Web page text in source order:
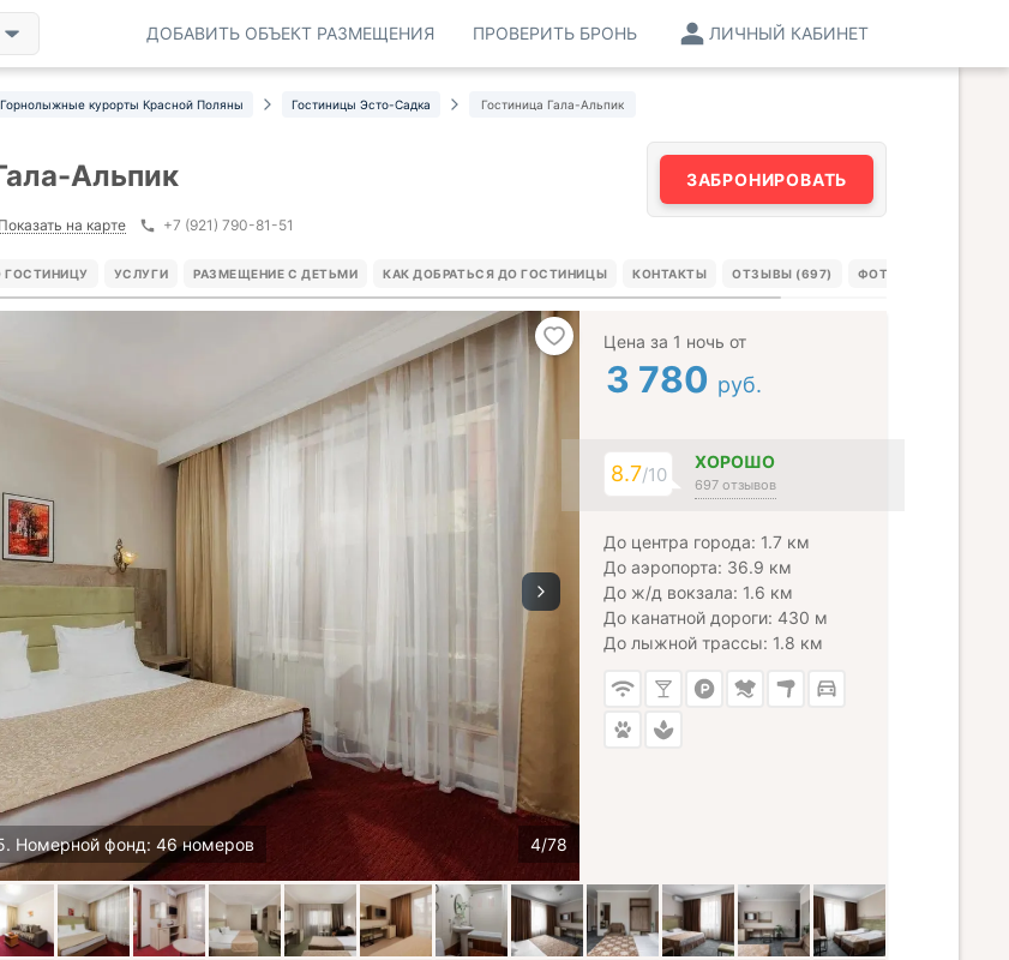
ЛИЧНЫЙ КАБИНЕТ
ПРОВЕРИТЬ БРОНЬ
ДОБАВИТЬ ОБЪЕКТ РАЗМЕЩЕНИЯ
Горнолыжные курорты Красной Поляны Гостиницы Эсто-Садка Гостиница Гала-Альпик
Альпик
Показать на карте +7 (921) 790-81-51
ЗАБРОНИРОВАТЬ
ГОСТИНИЦУ УСЛУГИ РАЗМЕЩЕНИЕ С ДЕТЬМИ КАК ДОБРАТЬСЯ ДО ГОСТИНИЦЫ КОНТАКТЫ ОТЗЫВЫ (697) ФОТО ГОСТЕЙ (11)
Номерной фонд: 46 номеров
Цена за 1 ночь от
3 780 руб.
8.7/10
ХОРОШО
697 отзывов
До центра города: 1.7 км
До аэропорта: 36.9 км
До ж/д вокзала: 1.6 км
До канатной дороги: 430 м
До лыжной трассы: 1.8 км